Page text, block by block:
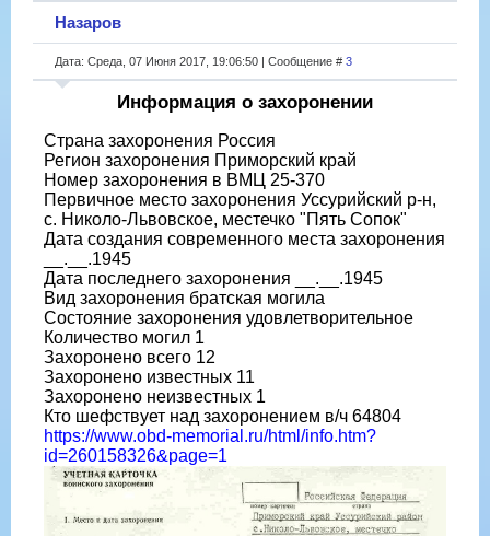
Назаров
Дата: Среда, 07 Июня 2017, 19:06:50 | Сообщение # 3
Информация о захоронении
Страна захоронения Россия
Регион захоронения Приморский край
Номер захоронения в ВМЦ 25-370
Первичное место захоронения Уссурийский р-н,
с. Николо-Львовское, местечко "Пять Сопок"
Дата создания современного места захоронения
__.__.1945
Дата последнего захоронения __.__.1945
Вид захоронения братская могила
Состояние захоронения удовлетворительное
Количество могил 1
Захоронено всего 12
Захоронено известных 11
Захоронено неизвестных 1
Кто шефствует над захоронением в/ч 64804
https://www.obd-memorial.ru/html/info.htm?
id=260158326&page=1